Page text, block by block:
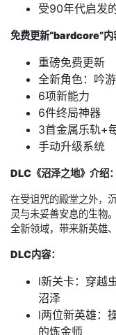
受90年代启发
免费更新”bardcore”内
重磅免费更新
全新角色：吟
6项新能力
6件终局神器
3首金属乐轨+
手动升级系统
DLC《沼泽之地》介绍：
在受诅咒的殿堂之外，
灵与未妥善安息的生物
全新领域，带来新英雄
DLC内容：
l新关卡：穿越
沼泽
l两位新英雄：
的炼金师